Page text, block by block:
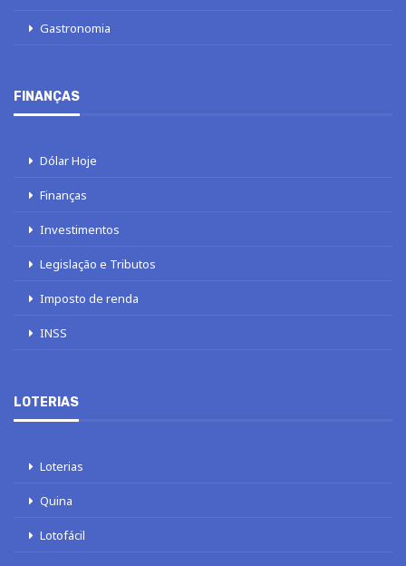
Gastronomia
FINANÇAS
Dólar Hoje
Finanças
Investimentos
Legislação e Tributos
Imposto de renda
INSS
LOTERIAS
Loterias
Quina
Lotofácil